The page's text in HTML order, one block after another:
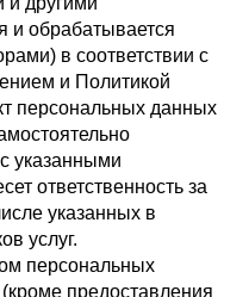
и обрабатывается
в соответствии с
и Политикой
персональных данных
указанными
ответственность за
указанных в
услуг.
персональных
предоставления